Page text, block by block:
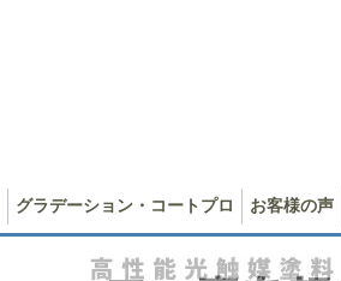
グラデーション・コートプロ お客様の声